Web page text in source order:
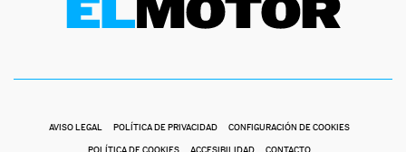
AVISO LEGAL POLÍTICA DE PRIVACIDAD CONFIGURACIÓN DE COOKIES
POLÍTICA DE COOKIES ACCESIBILIDAD CONTACTO